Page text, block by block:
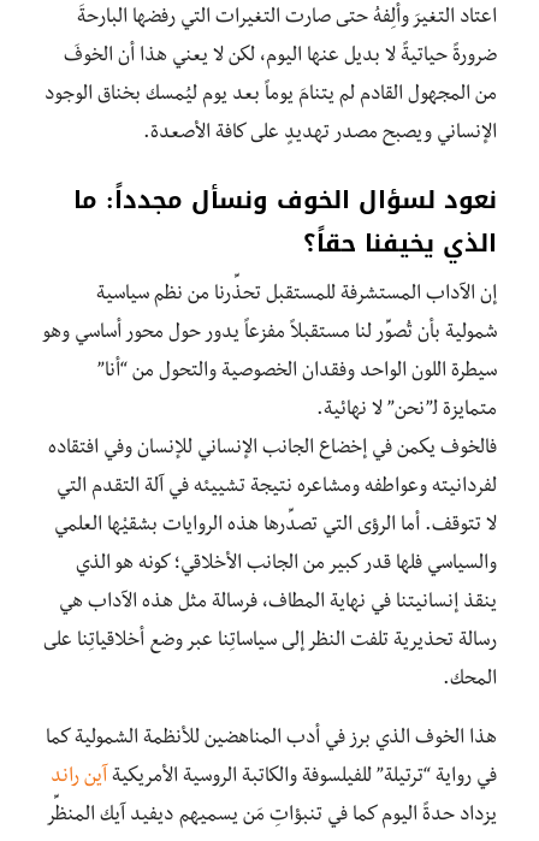
اعتاد التغيرَ وألِفهُ حتى صارت التغيرات التي رفضها البارحةَ
ضرورةً حياتيةً لا بديل عنها اليوم، لكن لا يعني هذا أن الخوفَ
من المجهول القادم لم يتنامَ يوماً بعد يوم ليُمسك بخناق الوجود
الإنساني ويصبح مصدر تهديدٍ على كافة الأصعدة.
نعود لسؤال الخوف ونسأل مجدداً: ما
الذي يخيفنا حقاً؟
إن الآداب المستشرفة للمستقبل تحذِّرنا من نظم سياسية
شمولية بأن تُصوِّر لنا مستقبلاً مفزعاً يدور حول محور أساسي وهو
سيطرة اللون الواحد وفقدان الخصوصية والتحول من “أنا”
متمايزة ﻟ”نحن” لا نهائية.
فالخوف يكمن في إخضاع الجانب الإنساني للإنسان وفي افتقاده
لفردانيته وعواطفه ومشاعره نتيجة تشييئه في آلة التقدم التي
لا تتوقف. أما الرؤى التي تصدِّرها هذه الروايات بشقيْها العلمي
والسياسي فلها قدر كبير من الجانب الأخلاقي؛ كونه هو الذي
ينقذ إنسانيتنا في نهاية المطاف، فرسالة مثل هذه الآداب هي
رسالة تحذيرية تلفت النظر إلى سياساتِنا عبر وضع أخلاقياتِنا على
المحك.
هذا الخوف الذي برز في أدب المناهضين للأنظمة الشمولية كما
في رواية “ترتيلة” للفيلسوفة والكاتبة الروسية الأمريكية آين راند
يزداد حدةً اليوم كما في تنبؤاتِ مَن يسميهم ديفيد آيك المنظِّر